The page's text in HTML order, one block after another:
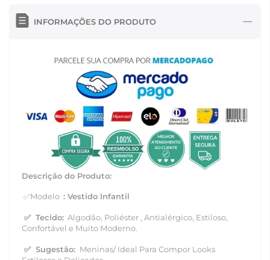
INFORMAÇÕES DO PRODUTO
Descrição do Produto:
✅Modelo : Vestido Infantil
✅ Tecido: Algodão, Poliéster , Antialérgico, Estiloso,
Confortável e Muito Moderno.
✅ Sugestão: Meninas/ Ideal Para Compor Looks